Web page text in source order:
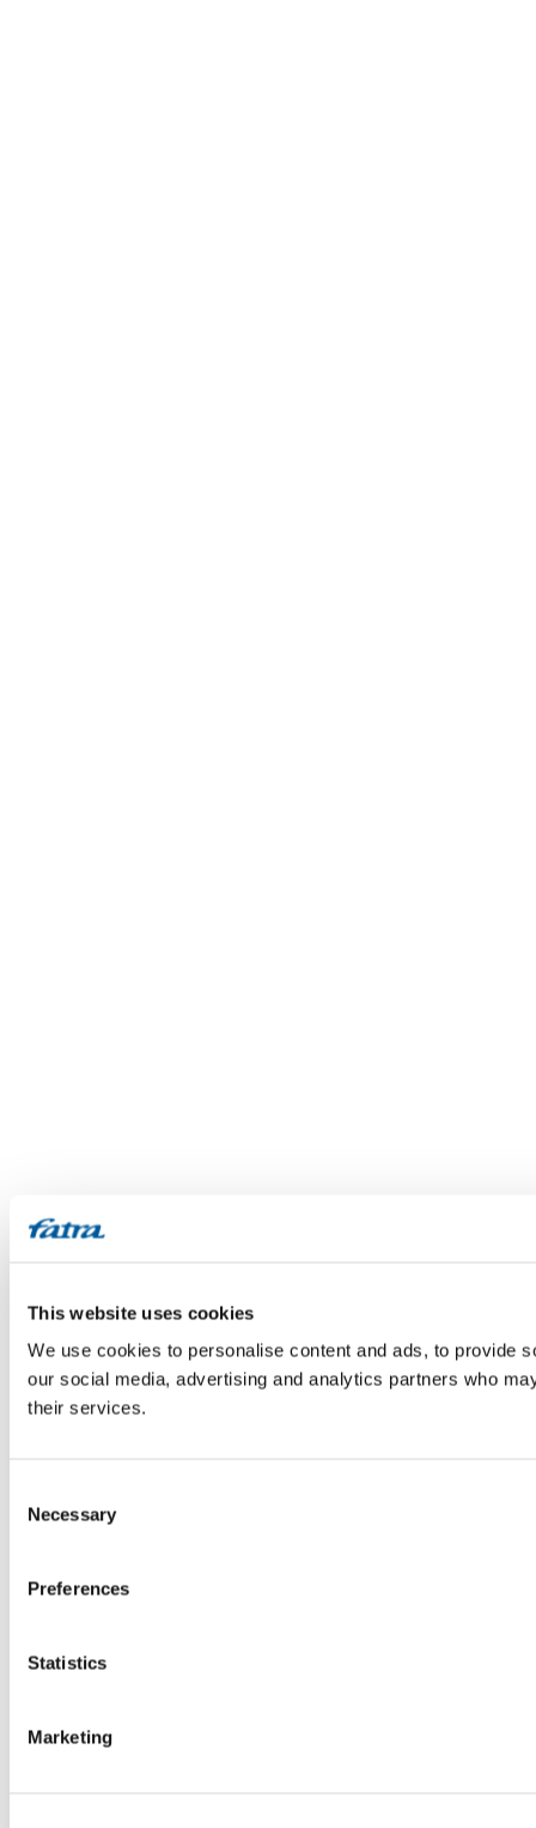
This website uses cookies
We use cookies to personalise content and ads, to provide
our social media, advertising and analytics partners who
their services.
Selection
Necessary
Preferences
Statistics
Marketing